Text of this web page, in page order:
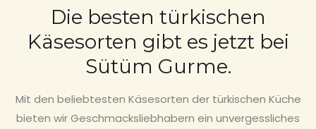
Die besten türkischen
Käsesorten gibt es jetzt bei
Sütüm Gurme.
Mit den beliebtesten Käsesorten der türkischen Küche
bieten wir Geschmacksliebhabern ein unvergessliches